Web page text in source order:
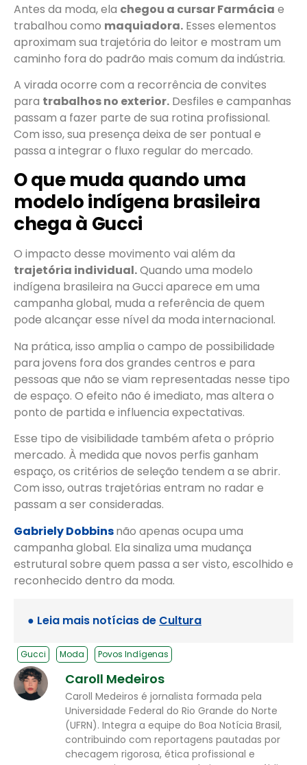
Antes da moda, ela chegou a cursar Farmácia e
trabalhou como maquiadora. Esses elementos
aproximam sua trajetória do leitor e mostram um
caminho fora do padrão mais comum da indústria.
A virada ocorre com a recorrência de convites
para trabalhos no exterior. Desfiles e campanhas
passam a fazer parte de sua rotina profissional.
Com isso, sua presença deixa de ser pontual e
passa a integrar o fluxo regular do mercado.
O que muda quando uma
modelo indígena brasileira
chega à Gucci
O impacto desse movimento vai além da
trajetória individual.Quando uma modelo
indígena brasileira na Gucci aparece em uma
campanha global, muda a referência de quem
pode alcançar esse nível da moda internacional.
Na prática, isso amplia o campo de possibilidade
para jovens fora dos grandes centros e para
pessoas que não se viam representadas nesse tipo
de espaço. O efeito não é imediato, mas altera o
ponto de partida e influencia expectativas.
Esse tipo de visibilidade também afeta o próprio
mercado. À medida que novos perfis ganham
espaço, os critérios de seleção tendem a se abrir.
Com isso, outras trajetórias entram no radar e
passam a ser consideradas.
Gabriely Dobbinsnão apenas ocupa uma
campanha global. Ela sinaliza uma mudança
estrutural sobre quem passa a ser visto, escolhido e
reconhecido dentro da moda.
● Leia mais notícias de Cultura
Gucci Moda Povos Indígenas
Caroll Medeiros
Caroll Medeiros é jornalista formada pela
Universidade Federal do Rio Grande do Norte
(UFRN). Integra a equipe do Boa Notícia Brasil,
contribuindo com reportagens pautadas por
checagem rigorosa, ética profissional e